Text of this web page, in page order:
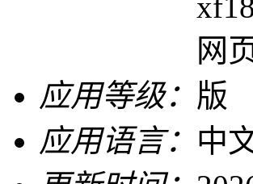
应用等级：
应用语言： 中